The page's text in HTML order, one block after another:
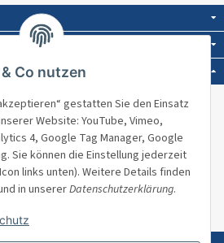
Co nutzen
gestatten Sie den Einsatz
Website: YouTube, Vimeo,
4, Google Tag Manager, Google
Sie können die Einstellung jederzeit
links unten). Weitere Details finden
in unsererDatenschutzerklärung.